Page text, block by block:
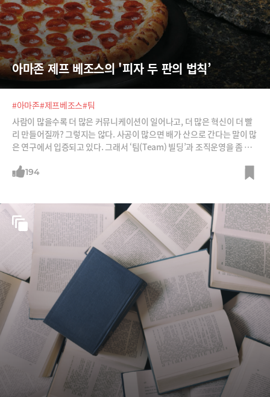
아마존 제프 베조스의 '피자 두 판의 법칙’
#아마존#제프베조스#팀
사람이 많을수록 더 많은 커뮤니케이션이 일어나고, 더 많은 혁신이 더 빨
리 만들어질까? 그렇지는 않다. 사공이 많으면 배가 산으로 간다는 말이 많
은 연구에서 입증되고 있다. 그래서 ‘팀(Team) 빌딩’과 조직운영을 좀 더
자. 194